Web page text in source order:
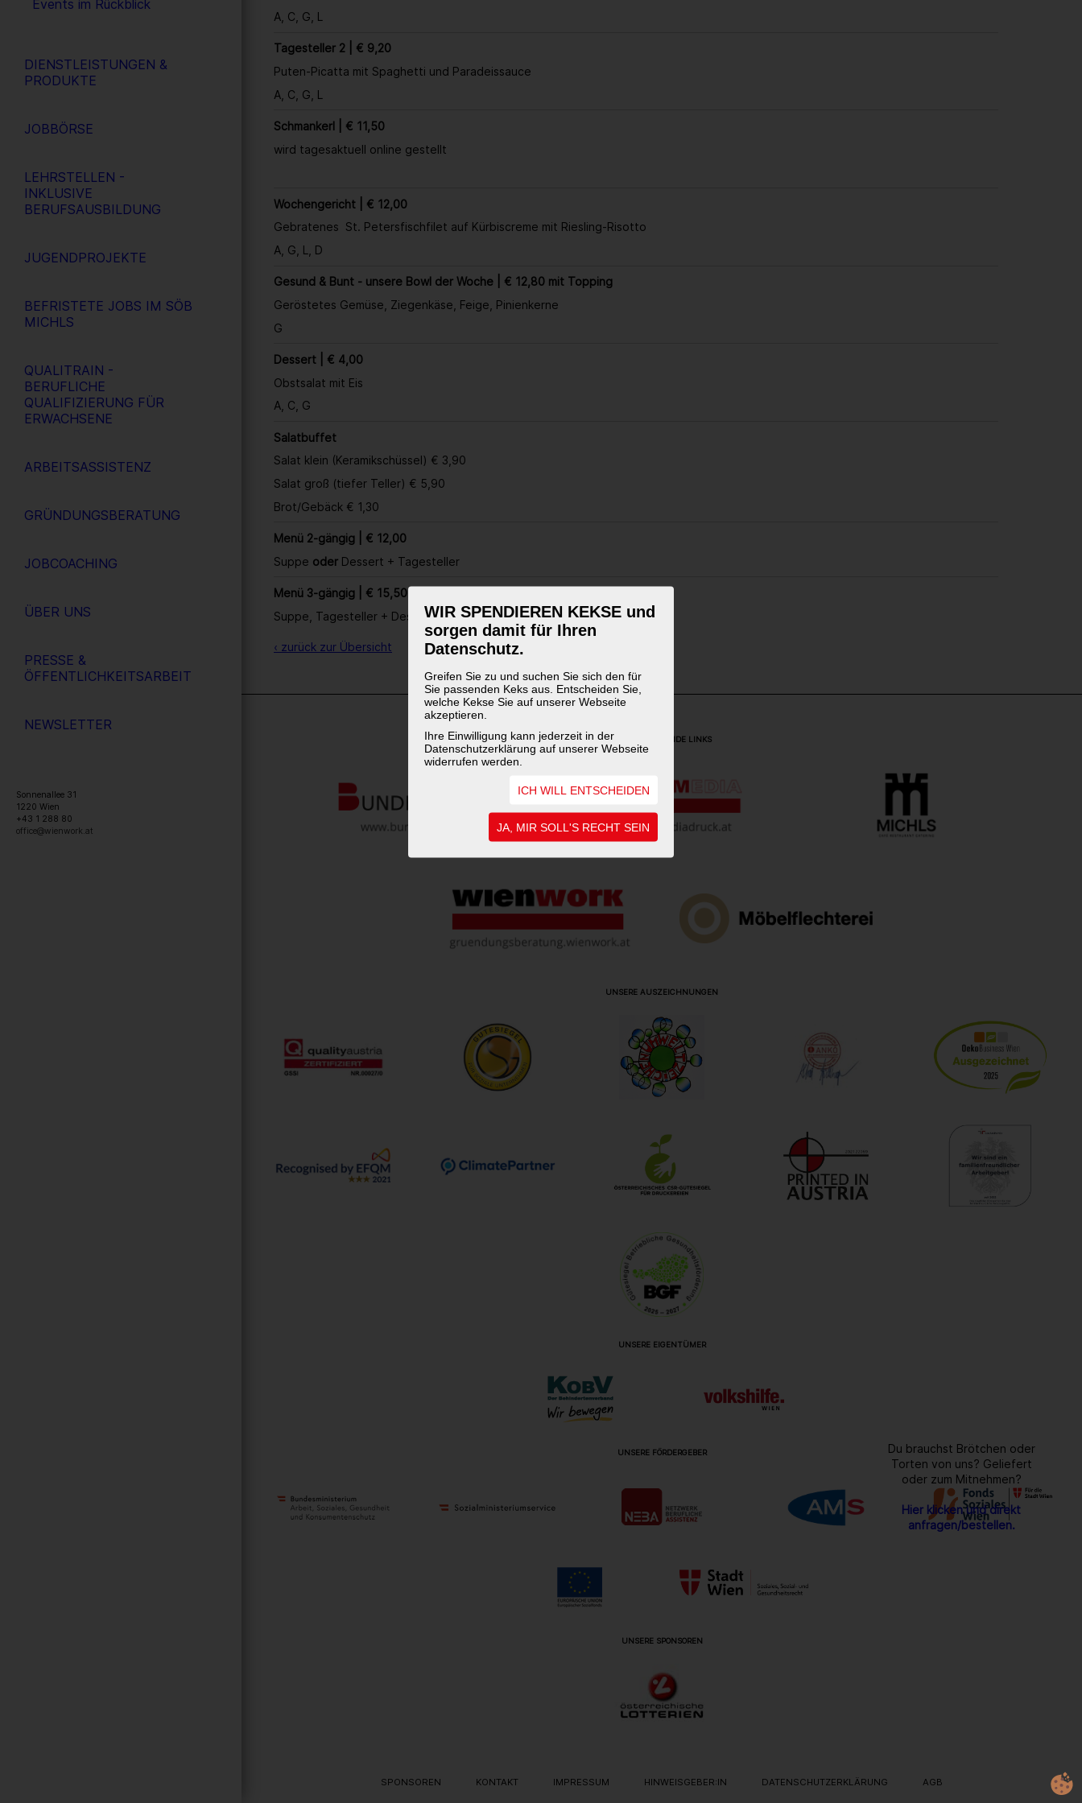
WIR SPENDIEREN KEKSE und
sorgen damit für Ihren
Datenschutz.
Greifen Sie zu und suchen Sie sich den für
Sie passenden Keks aus. Entscheiden Sie,
welche Kekse Sie auf unserer Webseite
akzeptieren.
Ihre Einwilligung kann jederzeit in der
Datenschutzerklärung auf unserer Webseite
widerrufen werden.
ICH WILL ENTSCHEIDEN
JA, MIR SOLL'S RECHT SEIN
Du brauchst Brötchen oder
Torten von uns? Geliefert
oder zum Mitnehmen?
Hier klicken und direkt
anfragen/bestellen.
Events im Rückblick
DIENSTLEISTUNGEN &
PRODUKTE
JOBBÖRSE
LEHRSTELLEN -
INKLUSIVE
BERUFSAUSBILDUNG
JUGENDPROJEKTE
BEFRISTETE JOBS IM SÖB
MICHLS
QUALITRAIN -
BERUFLICHE
QUALIFIZIERUNG FÜR
ERWACHSENE
ARBEITSASSISTENZ
GRÜNDUNGSBERATUNG
JOBCOACHING
ÜBER UNS
PRESSE &
ÖFFENTLICHKEITSARBEIT
NEWSLETTER
Sonnenallee 31
1220 Wien
+43 1 288 80
office@wienwork.at
A, C, G, L
Tagesteller 2 | € 9,20
Puten-Picatta mit Spaghetti und Paradeissauce
A, C, G, L
Schmankerl | € 11,50
wird tagesaktuell online gestellt
Wochengericht | € 12,00
Gebratenes St. Petersfischfilet auf Kürbiscreme mit Riesling-Risotto
A, G, L, D
Gesund & Bunt - unsere Bowl der Woche | € 12,80 mit Topping
Geröstetes Gemüse, Ziegenkäse, Feige, Pinienkerne
G
Dessert | € 4,00
Obstsalat mit Eis
A, C, G
Salatbuffet
Salat klein (Keramikschüssel) € 3,90
Salat groß (tiefer Teller) € 5,90
Brot/Gebäck € 1,30
Menü 2-gängig | € 12,00
Suppe oder Dessert + Tagesteller
Menü 3-gängig | € 15,50
Suppe, Tagesteller + Dessert
‹ zurück zur Übersicht
WEITERFÜHRENDE LINKS
UNSERE AUSZEICHNUNGEN
UNSERE EIGENTÜMER
UNSERE FÖRDERGEBER
UNSERE SPONSOREN
SPONSOREN KONTAKT IMPRESSUM HINWEISGEBER:IN DATENSCHUTZERKLÄRUNG AGB